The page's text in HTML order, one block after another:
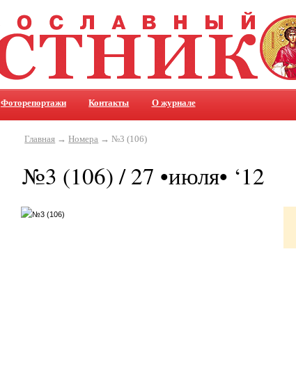
Фоторепортажи Контакты О журнале
Главная →Номера → №3 (106)
№3 (106) / 27 •июля• ‘12